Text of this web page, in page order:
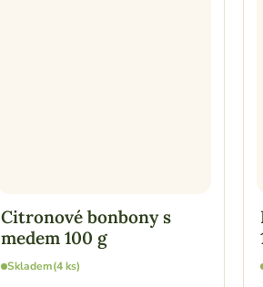
Citronové bonbony s
medem 100 g
Skladem(4 ks)